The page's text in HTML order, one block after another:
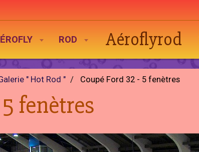
ROD Aéroflyrod
" Hot Rod " Coupé Ford 32 - 5 fenètres
fenètres